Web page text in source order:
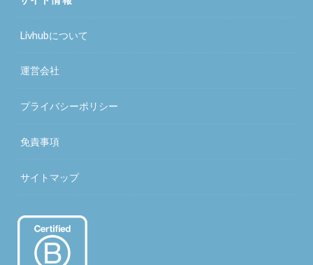
Livhubについて
運営会社
プライバシーポリシー
免責事項
サイトマップ